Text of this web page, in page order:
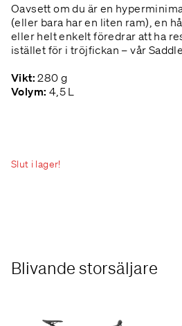
Oavsett om du är en
(eller bara har en liten ram), en
eller helt enkelt föredrar att ha
istället för i tröjfickan – vår
Vikt: 280 g
Volym: 4,5 L
Slut i lager!
Blivande storsäljare